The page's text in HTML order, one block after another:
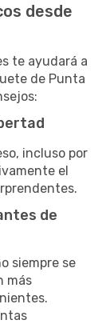
desde
te ayudará a
de Punta
incluso por
el
de
siempre se
más